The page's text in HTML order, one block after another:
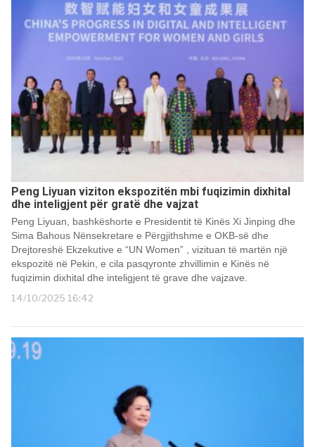
Peng Liyuan viziton ekspozitën mbi fuqizimin dixhital
dhe inteligjent për gratë dhe vajzat
Peng Liyuan, bashkëshorte e Presidentit të Kinës Xi Jinping dhe
Sima Bahous Nënsekretare e Përgjithshme e OKB-së dhe
Drejtoreshë Ekzekutive e “UN Women” , vizituan të martën një
ekspozitë në Pekin, e cila pasqyronte zhvillimin e Kinës në
fuqizimin dixhital dhe inteligjent të grave dhe vajzave.
14/10/2025 16:42